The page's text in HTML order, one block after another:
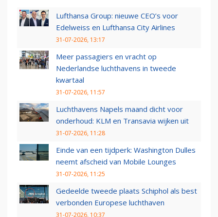
Lufthansa Group: nieuwe CEO’s voor
Edelweiss en Lufthansa City Airlines
31-07-2026, 13:17
Meer passagiers en vracht op
Nederlandse luchthavens in tweede
kwartaal
31-07-2026, 11:57
Luchthavens Napels maand dicht voor
onderhoud: KLM en Transavia wijken uit
31-07-2026, 11:28
Einde van een tijdperk: Washington Dulles
neemt afscheid van Mobile Lounges
31-07-2026, 11:25
Gedeelde tweede plaats Schiphol als best
verbonden Europese luchthaven
31-07-2026, 10:37